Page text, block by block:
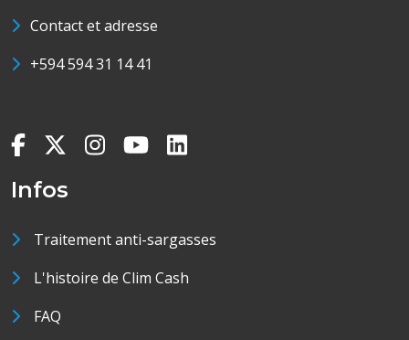
Contact et adresse
+594 594 31 14 41
Infos
Traitement anti-sargasses
L'histoire de Clim Cash
FAQ